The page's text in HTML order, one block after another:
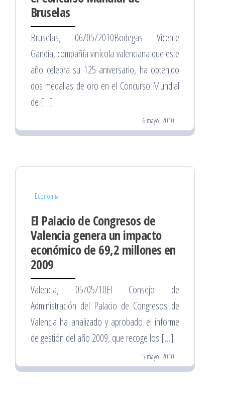
Bruselas
Bruselas, 06/05/2010Bodegas Vicente
Gandia, compañía vinícola valenciana que este
año celebra su 125 aniversario, ha obtenido
dos medallas de oro en el Concurso Mundial
de […]
6 mayo, 2010
Economía
El Palacio de Congresos de
Valencia genera un impacto
económico de 69,2 millones en
2009
Valencia, 05/05/10El Consejo de
Administración del Palacio de Congresos de
Valencia ha analizado y aprobado el informe
de gestión del año 2009, que recoge los […]
5 mayo, 2010